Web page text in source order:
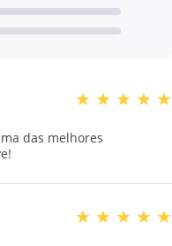
★ ★ ★ ★ ★
das melhores
★ ★ ★ ★ ★